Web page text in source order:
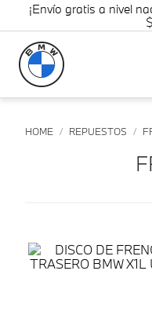
¡Envío gratis a nivel
REPUESTOS